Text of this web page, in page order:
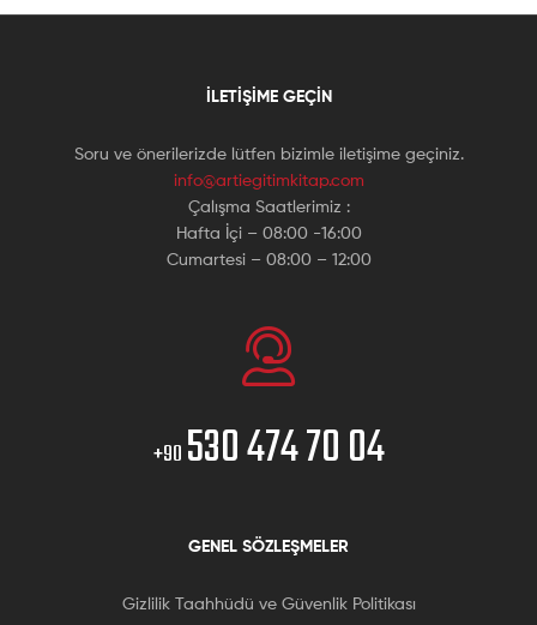
İLETIŞIME GEÇIN
Soru ve önerilerizde lütfen bizimle iletişime geçiniz.
info@artiegitimkitap.com
Çalışma Saatlerimiz :
Hafta İçi – 08:00 -16:00
Cumartesi – 08:00 – 12:00
+90 530 474 70 04
GENEL SÖZLEŞMELER
Gizlilik Taahhüdü ve Güvenlik Politikası